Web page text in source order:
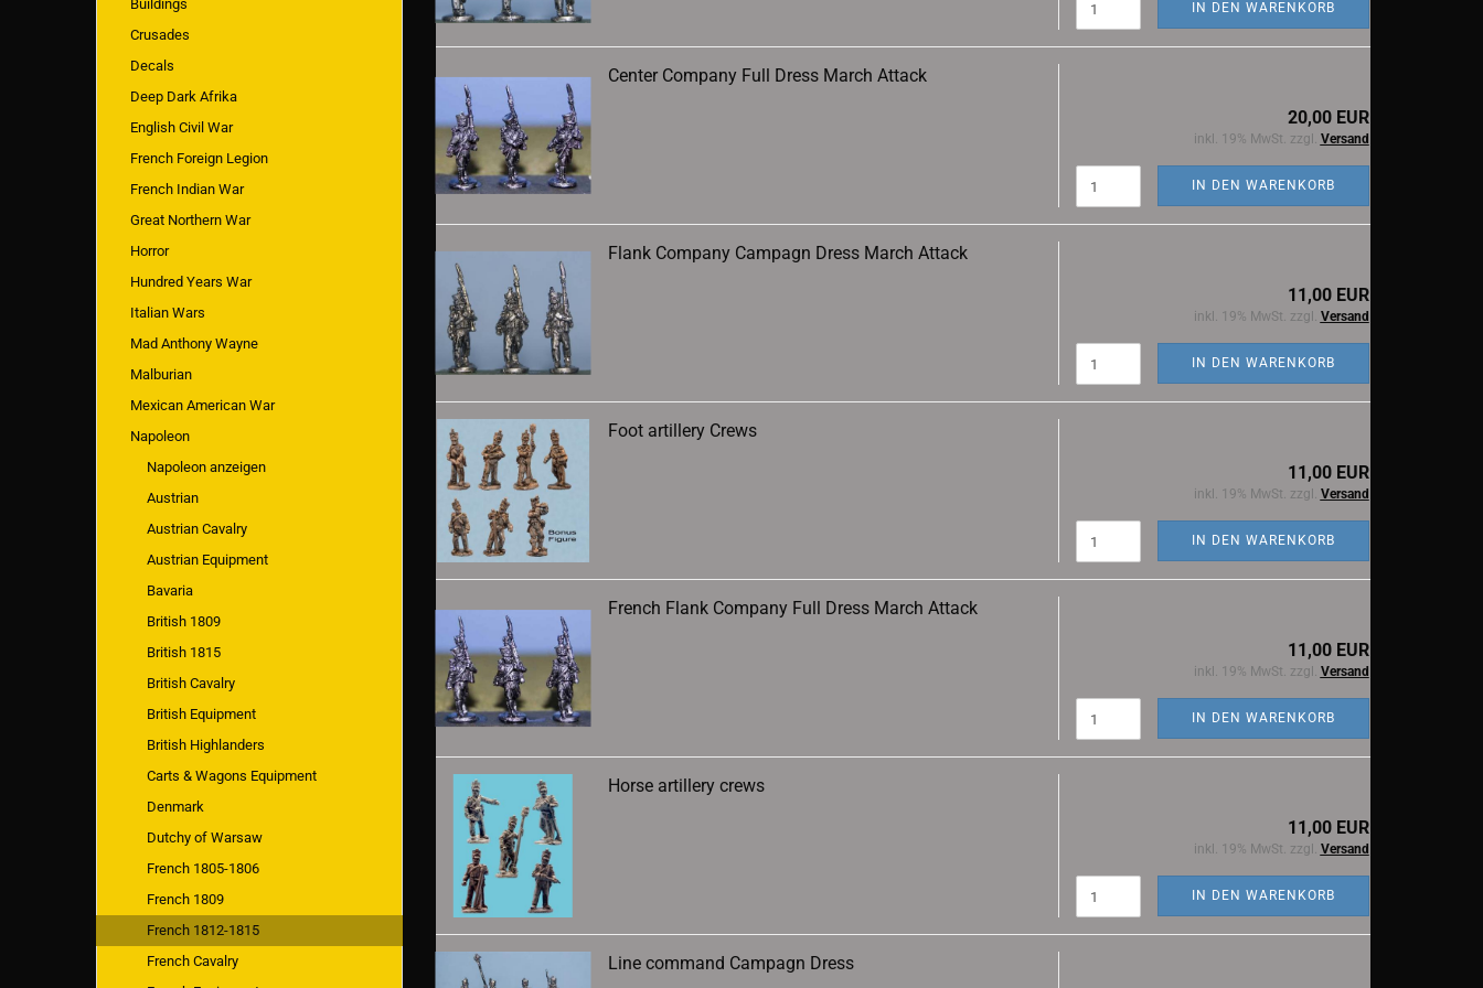
IN DEN WARENKORB
Center Company Full Dress March Attack
20,00 EUR
inkl. 19% MwSt. zzgl. Versand
IN DEN WARENKORB
Flank Company Campagn Dress March Attack
11,00 EUR
inkl. 19% MwSt. zzgl. Versand
IN DEN WARENKORB
Foot artillery Crews
11,00 EUR
inkl. 19% MwSt. zzgl. Versand
IN DEN WARENKORB
French Flank Company Full Dress March Attack
11,00 EUR
inkl. 19% MwSt. zzgl. Versand
IN DEN WARENKORB
Horse artillery crews
11,00 EUR
inkl. 19% MwSt. zzgl. Versand
IN DEN WARENKORB
Line command Campagn Dress
Buildings
Crusades
Decals
Deep Dark Afrika
English Civil War
French Foreign Legion
French Indian War
Great Northern War
Horror
Hundred Years War
Italian Wars
Mad Anthony Wayne
Malburian
Mexican American War
Napoleon
Napoleon anzeigen
Austrian
Austrian Cavalry
Austrian Equipment
Bavaria
British 1809
British 1815
British Cavalry
British Equipment
British Highlanders
Carts & Wagons Equipment
Denmark
Dutchy of Warsaw
French 1805-1806
French 1809
French 1812-1815
French Cavalry